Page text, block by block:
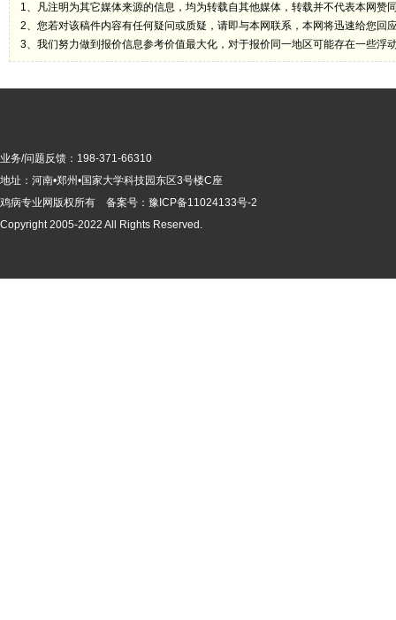
1、凡注明为其它媒体来源的信息，均为转载自其他媒体，转载并不代表本网赞
2、您若对该稿件内容有任何疑问或质疑，请即与本网联系，本网将迅速给您回
3、我们努力做到报价信息参考价值最大化，对于报价同一地区可能存在一些浮
业务/问题反馈：198-371-66310
地址：河南•郑州•国家大学科技园东区3号楼C座
鸡病专业网版权所有 备案号： 豫ICP备11024133号-2
Copyright 2005-2022 All Rights Reserved.